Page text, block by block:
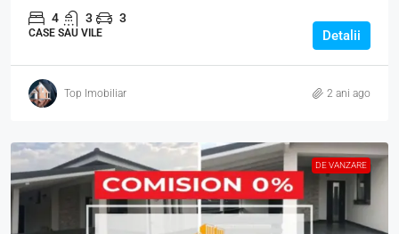
4 3 3
CASE SAU VILE Detalii
Top Imobiliar 2 ani ago
DE VANZARE